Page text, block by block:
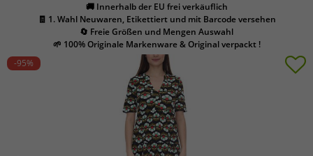
🚚 Innerhalb der EU frei verkäuflich
🧾 1. Wahl Neuwaren, Etikettiert und mit Barcode versehen
🔄 Freie Größen und Mengen Auswahl
🌱 100% Originale Markenware & Original verpackt !
-95%